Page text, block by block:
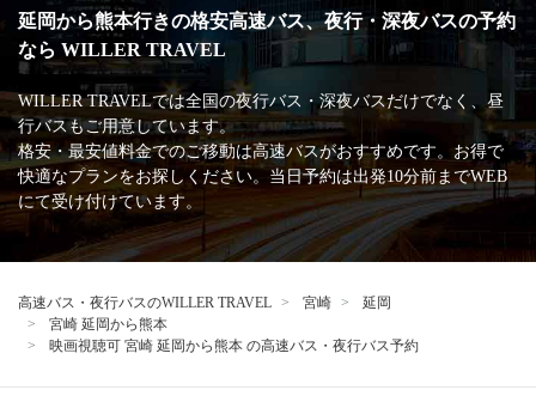
京都 京都駅八条口
大阪
WILLERバスターミナル大阪梅田
ユニバーサル・スタジオ・ジャパン
大阪駅前第4ビル前
桃山台駅
湊町バスターミナル（OCAT）
なんば高速バスターミナル
兵庫 三宮バスターミナル 神戸三宮高架商店街前
岡山 倉敷駅北口
広島
バスステーション広島駅北口
広島 八丁堀
西鉄天神高速バスターミナル